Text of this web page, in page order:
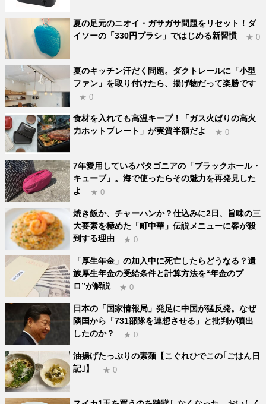
夏の足元のニオイ・ガサガサ問題をリセット！ダ
イソーの「330円ブラシ」ではじめる新習慣
★ 0
夏のキッチン汗だく問題。ダクトレールに「小型
ファン」を取り付けたら、揚げ物だって楽勝です
★ 0
食材を入れても高温キープ！「ガス火ばりの高火
力ホットプレート」が実質半額だよ
★ 0
7年愛用しているパタゴニアの「ブラックホール・
キューブ」。海で使ったらその魅力を再発見した
よ
★ 0
焼き飯か、チャーハンか？仕込みに2日、旨味の三
大要素を極めた「町中華」伝説メニューに客が殺
到する理由
★ 0
「厚生年金」の加入中に死亡したらどうなる？遺
族厚生年金の受給条件と計算方法を“年金のプ
ロ”が解説
★ 0
日本の「国家情報局」発足に中国が猛反発。なぜ
隣国から「731部隊を連想させる」と批判が噴出
したのか？
★ 0
油揚げたっぷりの素麺【こぐれひでこの｢ごはん日
記｣】
★ 0